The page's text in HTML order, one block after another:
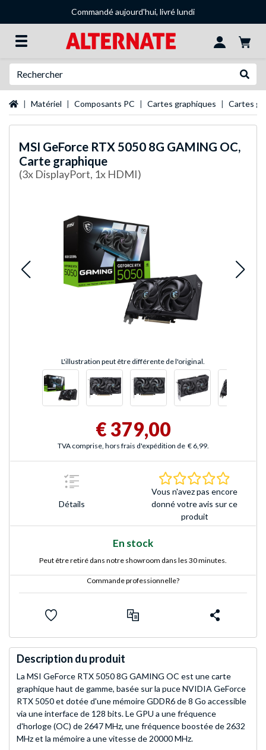
Commandé aujourd'hui, livré lundi
Page d'accueil
Matériel Composants PC Cartes graphiques Cartes
MSI GeForce RTX 5050 8G GAMING OC,
Carte graphique
(3x DisplayPort, 1x HDMI)
L'illustration peut être différente de l'original.
€ 379,00
TVA comprise, hors frais d'expédition de € 6,99.
Détails
Vous n'avez pas encore
donné votre avis sur ce
produit
En stock
Peut être retiré dans notre showroom dans les 30 minutes.
Commande professionnelle?
Description du produit
La MSI GeForce RTX 5050 8G GAMING OC est une carte
graphique haut de gamme, basée sur la puce NVIDIA GeForce
RTX 5050 et dotée d'une mémoire GDDR6 de 8 Go accessible
via une interface de 128 bits. Le GPU a une fréquence
d'horloge (OC) de 2647 MHz, une fréquence boostée de 2632
MHz et la mémoire a une vitesse de 20000 MHz.